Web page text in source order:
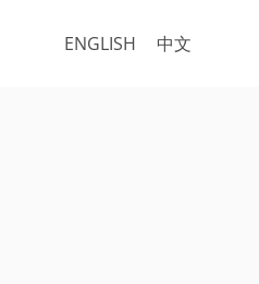
ENGLISH 中文